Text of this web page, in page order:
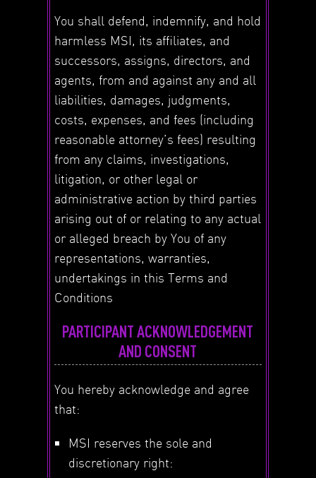
You shall defend, indemnify, and hold
harmless MSI, its affiliates, and
successors, assigns, directors, and
agents, from and against any and all
liabilities, damages, judgments,
costs, expenses, and fees (including
reasonable attorney’s fees) resulting
from any claims, investigations,
litigation, or other legal or
administrative action by third parties
arising out of or relating to any actual
or alleged breach by You of any
representations, warranties,
undertakings in this Terms and
Conditions
PARTICIPANT ACKNOWLEDGEMENT
AND CONSENT
You hereby acknowledge and agree
that:
MSI reserves the sole and
discretionary right: